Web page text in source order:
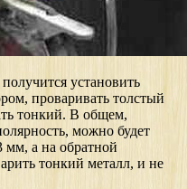
установить
проваривать толстый
тонкий. В общем,
можно будет
мм, а на обратной
тонкий металл, и не